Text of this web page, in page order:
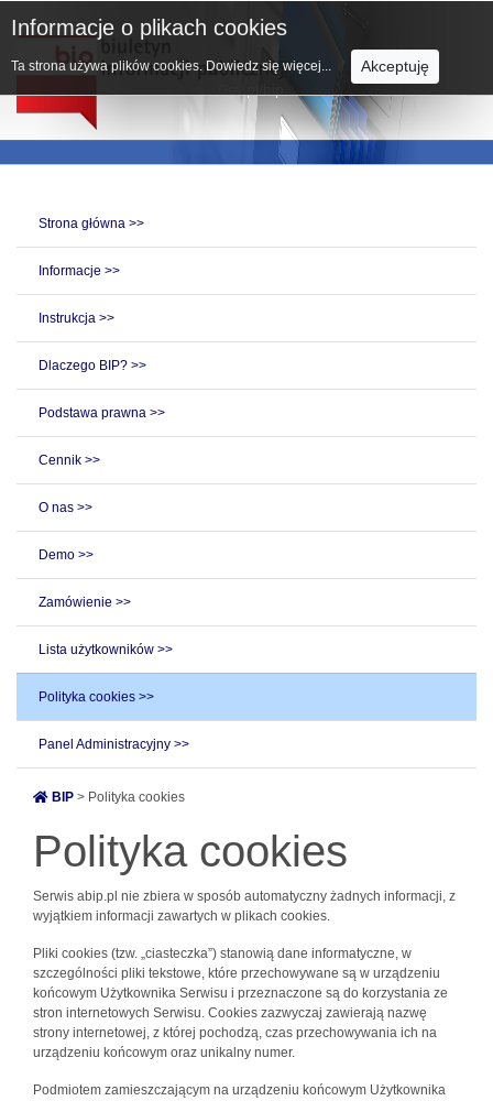
Strona główna >>
Informacje >>
Instrukcja >>
Dlaczego BIP? >>
Podstawa prawna >>
Cennik >>
O nas >>
Demo >>
Zamówienie >>
Lista użytkowników >>
Polityka cookies >>
Panel Administracyjny >>
BIP > Polityka cookies
Polityka cookies
Serwis abip.pl nie zbiera w sposób automatyczny żadnych informacji, z
wyjątkiem informacji zawartych w plikach cookies.
Pliki cookies (tzw. „ciasteczka”) stanowią dane informatyczne, w
szczególności pliki tekstowe, które przechowywane są w urządzeniu
końcowym Użytkownika Serwisu i przeznaczone są do korzystania ze
stron internetowych Serwisu. Cookies zazwyczaj zawierają nazwę
strony internetowej, z której pochodzą, czas przechowywania ich na
urządzeniu końcowym oraz unikalny numer.
Podmiotem zamieszczającym na urządzeniu końcowym Użytkownika
Informacje o plikach cookies
Ta strona używa plików cookies. Dowiedz się więcej... Akceptuję